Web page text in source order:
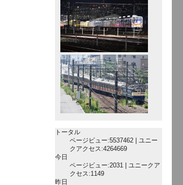
トータル
ページビュー:5537462 | ユニー
クアクセス:4264669
今日
ページビュー:2031 | ユニークア
クセス:1149
昨日